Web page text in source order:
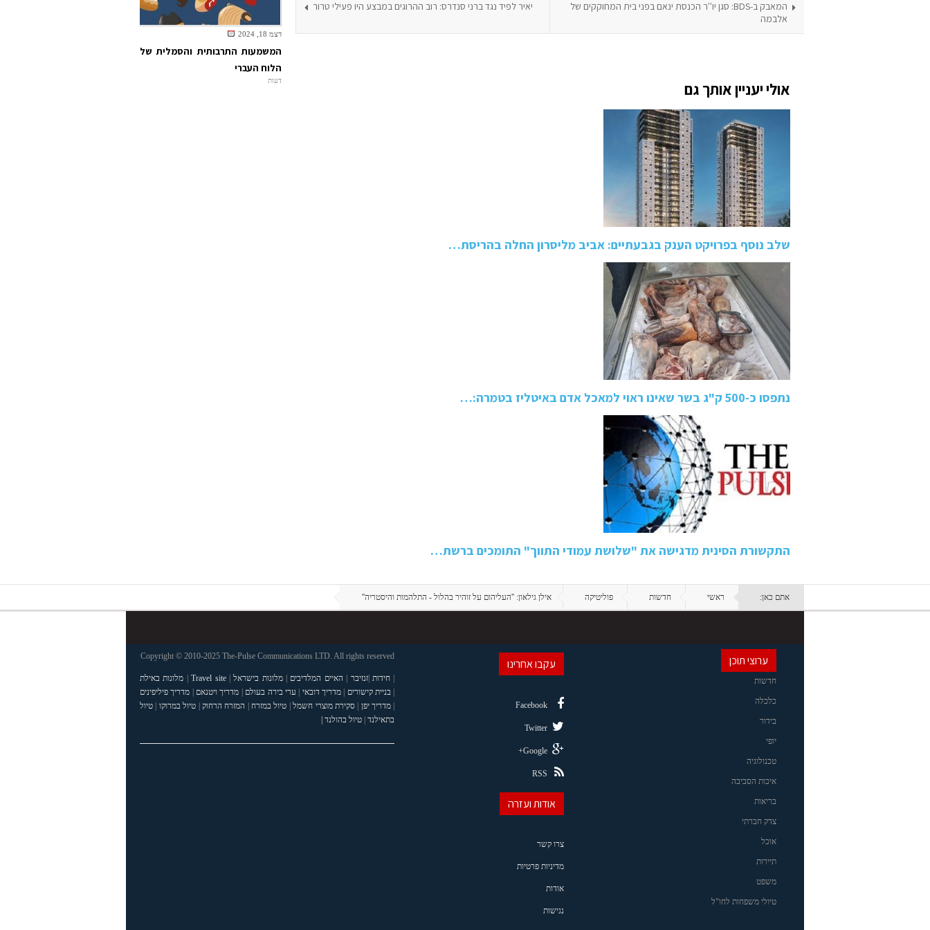
יאיר לפיד נגד ברני סנדרס: רוב ההרוגים במבצע היו פעילי טרור
המאבק ב-BDS: סגן יו''ר הכנסת ינאם בפני בית המחוקקים של
אלבמה
אולי יעניין אותך גם
שלב נוסף בפרויקט הענק בגבעתיים: אביב מליסרון החלה בהריסת…
נתפסו כ-500 ק"ג בשר שאינו ראוי למאכל אדם באיטליז בטמרה:…
התקשורת הסינית מדגישה את "שלושת עמודי התווך" התומכים ברשת…
דצמ 18, 2024
המשמעות התרבותית והסמלית של
הלוח העברי
דעות
אתם כאן: ראשי חדשות פוליטיקה אילן גילאון: ''העליהום על זוהיר בהלול - התלהמות והיסטריה''
ערוצי תוכן
חדשות
כלכלה
בידור
יופי
טכנולוגיה
איכות הסביבה
בריאות
צדק חברתי
אוכל
תיירות
משפט
טיולי משפחות לחו"ל
עקבו אחרינו
Facebook
Twitter
Google+
RSS
אודות ועזרה
צרו קשר
מדיניות פרטיות
אודות
נגישות
Copyright © 2010-2025 The-Pulse Communications LTD. All rights reserved
חידות|זנזיבר האיים המלדיבים |מלונות בישראל|
Travel site
| מלונות באילת
בניית קישורים |מדריך דובאי ערי בירה בעולם מדריך ויטנאם
מדריך פיליפינים
מדריך יפן |סקירת מוצרי חשמל| טיול במזרח המזרח הרחוק טיול במרוקו
טיול
בתאילנד| טיול בהולנד |